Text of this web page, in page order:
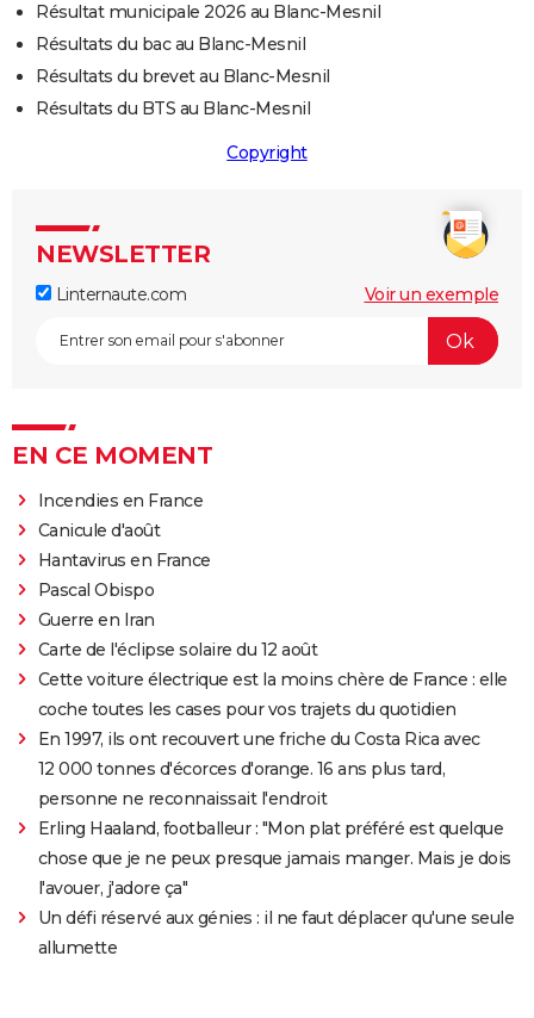
Résultat municipale 2026 au Blanc-Mesnil
Résultats du bac au Blanc-Mesnil
Résultats du brevet au Blanc-Mesnil
Résultats du BTS au Blanc-Mesnil
Copyright
NEWSLETTER
Linternaute.com Voir un exemple
EN CE MOMENT
Incendies en France
Canicule d'août
Hantavirus en France
Pascal Obispo
Guerre en Iran
Carte de l'éclipse solaire du 12 août
Cette voiture électrique est la moins chère de France : elle
coche toutes les cases pour vos trajets du quotidien
En 1997, ils ont recouvert une friche du Costa Rica avec
12 000 tonnes d'écorces d'orange. 16 ans plus tard,
personne ne reconnaissait l'endroit
Erling Haaland, footballeur : "Mon plat préféré est quelque
chose que je ne peux presque jamais manger. Mais je dois
l'avouer, j'adore ça"
Un défi réservé aux génies : il ne faut déplacer qu'une seule
allumette